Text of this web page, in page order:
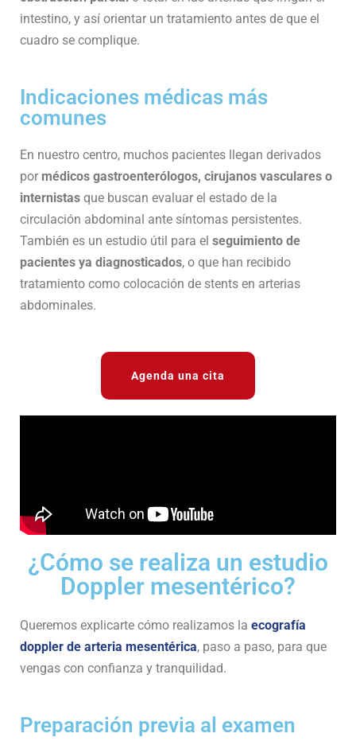
intestino, y así orientar un tratamiento antes de que el
cuadro se complique.
Indicaciones médicas más
comunes
En nuestro centro, muchos pacientes llegan derivados
por médicos gastroenterólogos, cirujanos vasculares o
internistas que buscan evaluar el estado de la
circulación abdominal ante síntomas persistentes.
También es un estudio útil para el seguimiento de
pacientes ya diagnosticados, o que han recibido
tratamiento como colocación de stents en arterias
abdominales.
Agenda una cita
¿Cómo se realiza un estudio
Doppler mesentérico?
Queremos explicarte cómo realizamos la ecografía
doppler de arteria mesentérica, paso a paso, para que
vengas con confianza y tranquilidad.
Preparación previa al examen